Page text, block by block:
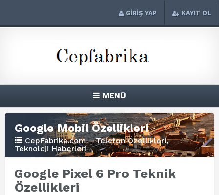
GİRİŞ YAP KAYIT OL
MENÜ
Google Mobil Özellikleri
CepFabrika.com – Telefon Özellikleri,
Teknoloji Haberleri
Google Pixel 6 Pro Teknik
Özellikleri